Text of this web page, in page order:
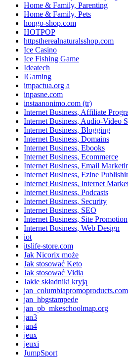
Home & Family, Parenting
Home & Family, Pets
hongo-shop.com
HOTPOP
httpstherealnaturalsshop.com
Ice Casino
Ice Fishing Game
Ideatech
IGaming
impactua.org a
inpasne.com
instaanonimo.com (tr)
Internet Business, Affiliate
Internet Business, Audio-Video
Internet Business, Blogging
Internet Business, Domains
Internet Business, Ebooks
Internet Business, Ecommerce
Internet Business, Email
Internet Business, Ezine
Internet Business, Internet
Internet Business, Podcasts
Internet Business, Security
Internet Business, SEO
Internet Business, Site Promotion
Internet Business, Web Design
iot
itslife-store.com
Jak Nicorix może
Jak stosować Keto
Jak stosować Vidia
Jakie składniki kryją
jan_columbiapromoproducts.com
jan_hbgstampede
jan_pb_mkeschoolmap.org
jan3
jan4
jeux
jeuxi
JumpSport